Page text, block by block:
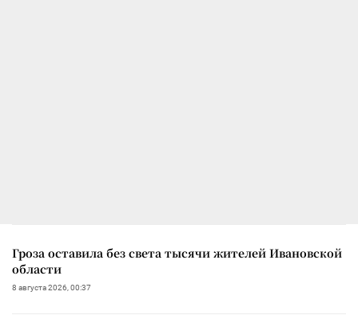
Гроза оставила без света тысячи жителей Ивановской
области
8 августа 2026, 00:37